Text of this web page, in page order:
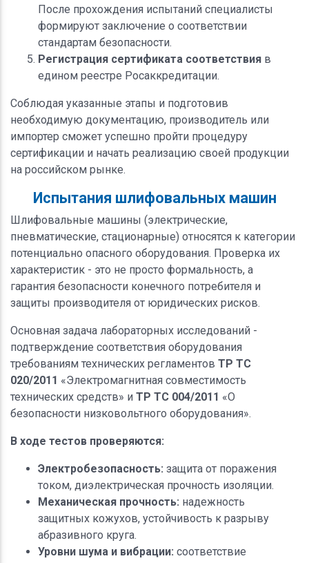
После прохождения испытаний специалисты
формируют заключение о соответствии
стандартам безопасности.
Регистрация сертификата соответствия в
едином реестре Росаккредитации.
Соблюдая указанные этапы и подготовив
необходимую документацию, производитель или
импортер сможет успешно пройти процедуру
сертификации и начать реализацию своей продукции
на российском рынке.
Испытания шлифовальных машин
Шлифовальные машины (электрические,
пневматические, стационарные) относятся к категории
потенциально опасного оборудования. Проверка их
характеристик - это не просто формальность, а
гарантия безопасности конечного потребителя и
защиты производителя от юридических рисков.
Основная задача лабораторных исследований -
подтверждение соответствия оборудования
требованиям технических регламентов ТР ТС
020/2011 «Электромагнитная совместимость
технических средств» и ТР ТС 004/2011 «О
безопасности низковольтного оборудования».
В ходе тестов проверяются:
Электробезопасность: защита от поражения
током, диэлектрическая прочность изоляции.
Механическая прочность: надежность
защитных кожухов, устойчивость к разрыву
абразивного круга.
Уровни шума и вибрации: соответствие